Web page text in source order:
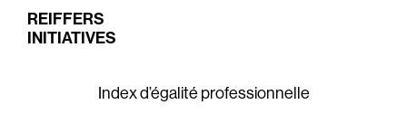
REIFFERS
INITIATIVES
Index d’égalité professionnelle